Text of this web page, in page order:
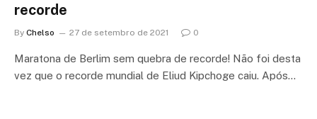
recorde
By Chelso 27 de setembro de 2021 0
Maratona de Berlim sem quebra de recorde! Não foi desta
vez que o recorde mundial de Eliud Kipchoge caiu. Após…